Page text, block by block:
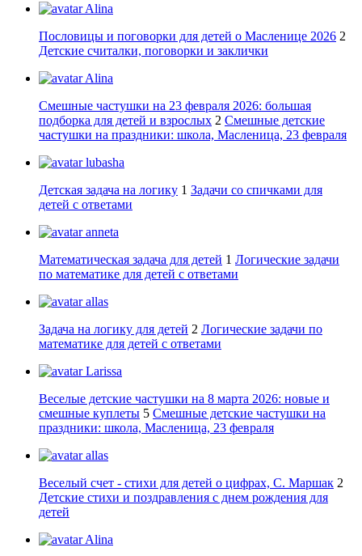
Alina
Пословицы и поговорки для детей о Масленице 2026 2
Детские считалки, поговорки и заклички
Alina
Смешные частушки на 23 февраля 2026: большая
подборка для детей и взрослых 2 Смешные детские
частушки на праздники: школа, Масленица, 23 февраля
lubasha
Детская задача на логику 1 Задачи со спичками для
детей с ответами
anneta
Математическая задача для детей 1 Логические задачи
по математике для детей с ответами
allas
Задача на логику для детей 2 Логические задачи по
математике для детей с ответами
Larissa
Веселые детские частушки на 8 марта 2026: новые и
смешные куплеты 5 Смешные детские частушки на
праздники: школа, Масленица, 23 февраля
allas
Веселый счет - стихи для детей о цифрах, С. Маршак 2
Детские стихи и поздравления с днем рождения для
детей
Alina